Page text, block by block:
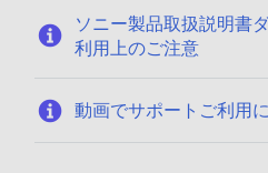
ソニー製品取扱説明書
利用上のご注意
動画でサポートご利用